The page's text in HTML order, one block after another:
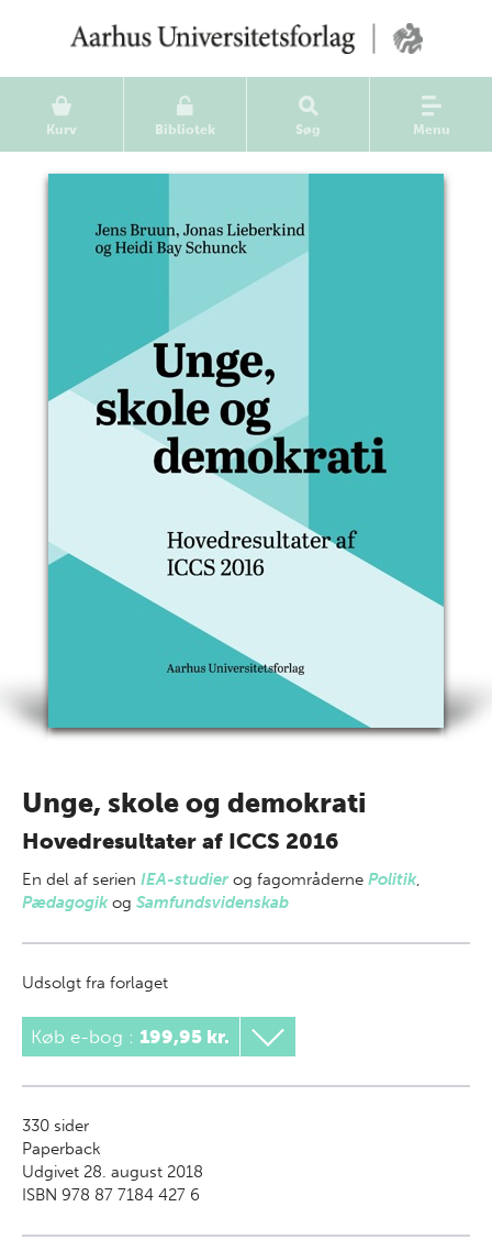
Kurv Bibliotek Søg Menu
Unge, skole og demokrati
Hovedresultater af ICCS 2016
En del af serien IEA-studier og fagområderne Politik,
Pædagogikog Samfundsvidenskab
Udsolgt fra forlaget
Køb e-bog : 199,95 kr.
330 sider
Paperback
Udgivet 28. august 2018
ISBN 978 87 7184 427 6